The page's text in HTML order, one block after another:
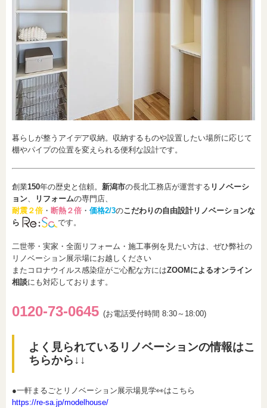
暮らしが整うアイデア収納。収納するものや設置したい場所に応じて
棚やパイプの位置を変えられる便利な設計です。
創業150年の歴史と信頼。 新潟市の長北工務店が運営する リノベーシ
ョン、 リフォームの専門店、
耐震２倍 ・ 断熱２倍 ・ 価格2/3のこだわりの自由設計リノベーションな
ら
です。
二世帯・実家・全面リフォーム・施工事例を見たい方は、ぜひ弊社の
リノベーション展示場にお越しください
またコロナウイルス感染症がご心配な方にはZOOMによるオンライン
相談にも対応しております。
0120-73-0645 (お電話受付時間 8:30～18:00)
よく見られているリノベーションの情報はこ
ちらから↓↓
●一軒まるごとリノベーション展示場見学👀はこちら
https://re-sa.jp/modelhouse/